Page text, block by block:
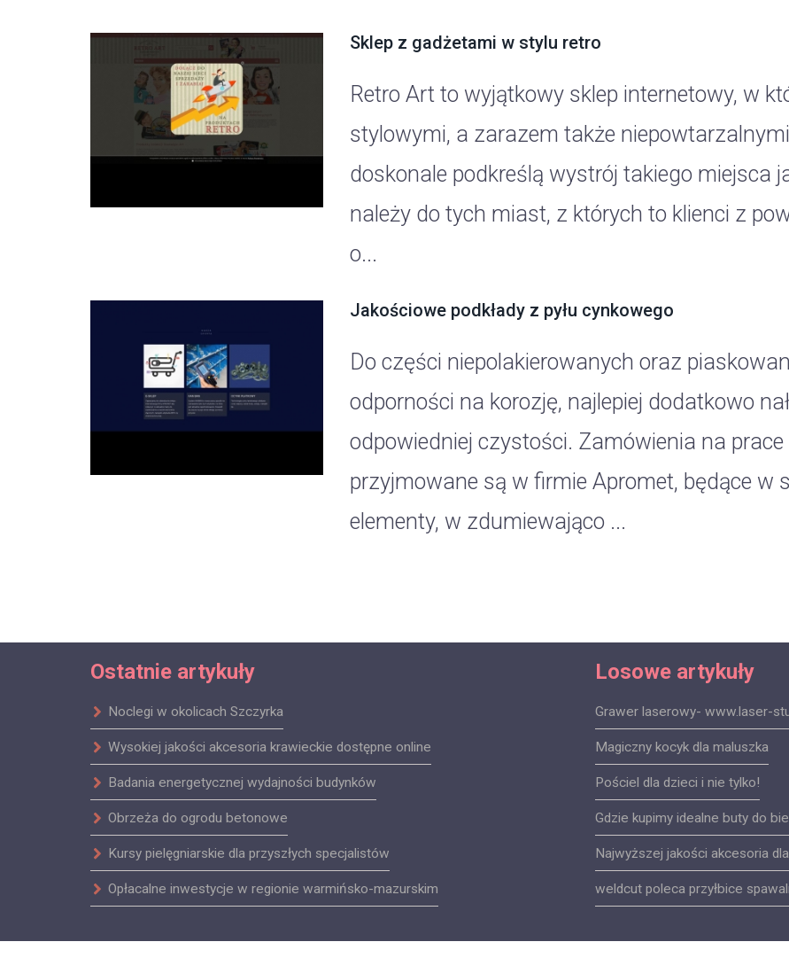
Sklep z gadżetami w stylu retro
Retro Art to wyjątkowy sklep internetowy, w
stylowymi, a zarazem także
doskonale podkreślą wystrój takiego miejsca
należy do tych miast, z których to klienci z
o...
Jakościowe podkłady z pyłu cynkowego
Do części niepolakierowanych oraz
odporności na korozję, najlepiej dodatkowo
odpowiedniej czystości. Zamówienia na
przyjmowane są w firmie Apromet, będące w
elementy, w zdumiewająco ...
Ostatnie artykuły
Noclegi w okolicach Szczyrka
Wysokiej jakości akcesoria krawieckie dostępne online
Badania energetycznej wydajności budynków
Obrzeża do ogrodu betonowe
Kursy pielęgniarskie dla przyszłych specjalistów
Opłacalne inwestycje w regionie warmińsko-mazurskim
Losowe artykuły
Grawer laserowy- www.laser-
Magiczny kocyk dla maluszka
Pościel dla dzieci i nie tylko!
Gdzie kupimy idealne buty do
Najwyższej jakości akcesoria
weldcut poleca przyłbice